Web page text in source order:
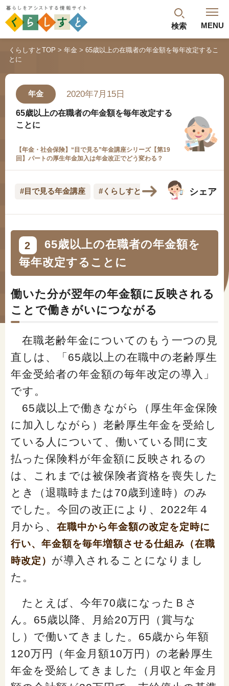
検索 MENU
閉じる
最新記事
年金のよくあるご質問
#年金広報
#くらしすとEYE(年金)
#年金のこんなとき
「年金」に関する記事
「健康」に関する記事
「終活」に関する記事
「家計」に関する記事
「暮らし」に関する記事
くらしすとについて
協会事業案内
プライバシーポリシー（個人情報保護方針）
サイトマップ
くらしすとTOP 年金
65歳以上の在職者の年金額を毎年改定するこ
とに
年金 2020年7月15日
65歳以上の在職者の年金額を毎年改定する
ことに
【年金・社会保険】“目で見る”年金講座シリーズ【第19
回】パートの厚生年金加入は年金改正でどう変わる？
#目で見る年金講座 #くらしすとEYE(年金) シェア
2
65歳以上の在職者の年金額を
毎年改定することに
働いた分が翌年の年金額に反映される
ことで働きがいにつながる
在職老齢年金についてのもう一つの見
直しは、「65歳以上の在職中の老齢厚生
年金受給者の年金額の毎年改定の導入」
です。
65歳以上で働きながら（厚生年金保険
に加入しながら）老齢厚生年金を受給し
ている人について、働いている間に支
払った保険料が年金額に反映されるの
は、これまでは被保険者資格を喪失した
とき（退職時または70歳到達時）のみ
でした。今回の改正により、2022年４
月から、 在職中から年金額の改定を定時に
行い、年金額を毎年増額させる仕組み（在職
時改定） が導入されることになりまし
た。
たとえば、今年70歳になったＢさ
ん。65歳以降、月給20万円（賞与な
し）で働いてきました。65歳から年額
120万円（年金月額10万円）の老齢厚生
年金を受給してきました（月収と年金月